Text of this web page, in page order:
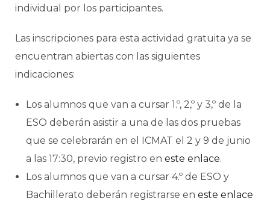
individual por los participantes.
Las inscripciones para esta actividad gratuita ya se
encuentran abiertas con las siguientes
indicaciones:
Los alumnos que van a cursar 1.º, 2,º y 3,º de la
ESO deberán asistir a una de las dos pruebas
que se celebrarán en el ICMAT el 2 y 9 de junio
a las 17:30, previo registro en este enlace.
Los alumnos que van a cursar 4.º de ESO y
Bachillerato deberán registrarse en este enlace